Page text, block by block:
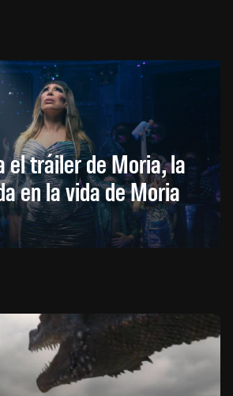
el tráiler de Moria, la
en la vida de Moria